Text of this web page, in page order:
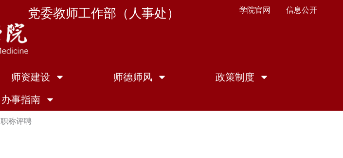
党委教师工作部（人事处） 学院官网 信息公开
师资建设 师德师风
政策制度
办事指南
职称评聘